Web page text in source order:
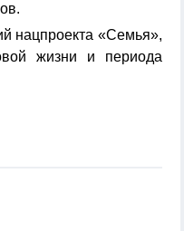
нацпроекта «Семья»,
жизни и периода